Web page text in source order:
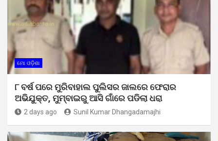
ମୋ ଓଡ଼ିଶା
୮ ବର୍ଷ ପରେ ମୁରିବାହାଲ ପୁଲିସର ଜାଲରେ ଫେରାର
ଅଭିଯୁକ୍ତ, ମୁମ୍ବାଇରୁ ଆସି ଗାଁରେ ପଡିଲା ଧରା
2 days ago Sunil Kumar Dhangadamajhi